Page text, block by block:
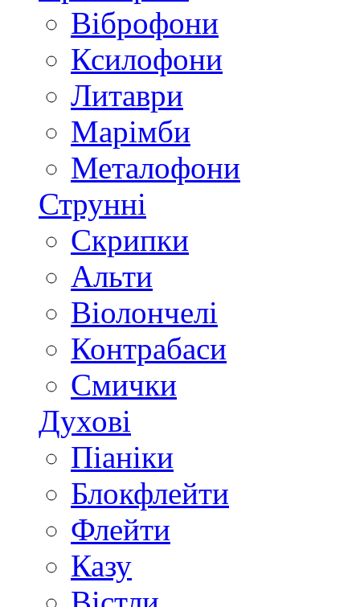
Віброфони
Ксилофони
Литаври
Марімби
Металофони
Струнні
Скрипки
Альти
Віолончелі
Контрабаси
Смички
Духові
Піаніки
Блокфлейти
Флейти
Казу